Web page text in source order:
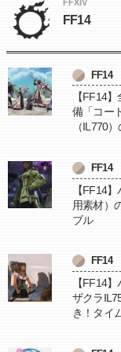
FFXIV
FF14
FF14
【FF14
備「コー
（IL770
FF14
【FF14
用素材）
ブル
FF14
【FF14
ザクラ
き！タイ